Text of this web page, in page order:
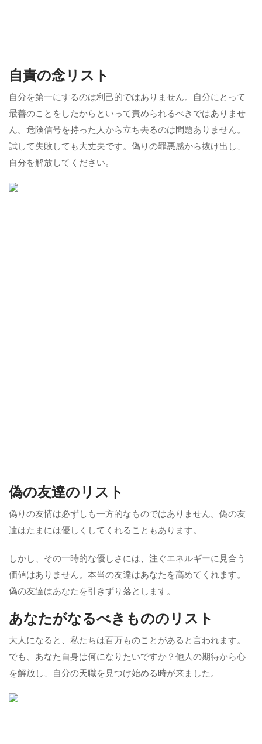
自責の念リスト
自分を第一にするのは利己的ではありません。自分にとって
最善のことをしたからといって責められるべきではありませ
ん。危険信号を持った人から立ち去るのは問題ありません。
試して失敗しても大丈夫です。偽りの罪悪感から抜け出し、
自分を解放してください。
偽の友達のリスト
偽りの友情は必ずしも一方的なものではありません。偽の友
達はたまには優しくしてくれることもあります。
しかし、その一時的な優しさには、注ぐエネルギーに見合う
価値はありません。本当の友達はあなたを高めてくれます。
偽の友達はあなたを引きずり落とします。
あなたがなるべきもののリスト
大人になると、私たちは百万ものことがあると言われます。
でも、あなた自身は何になりたいですか？他人の期待から心
を解放し、自分の天職を見つけ始める時が来ました。